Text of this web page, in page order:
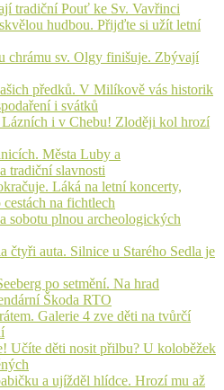
tradiční Pouť ke Sv. Vavřinci
hudbou. Přijďte si užít letní
chrámu sv. Olgy finišuje. Zbývají
předků. V Milíkově vás historik
i svátků
i v Chebu! Zloději kol hrozí
Města Luby a
tradiční slavnosti
Láká na letní koncerty,
na fichtlech
sobotu plnou archeologických
čtyři auta. Silnice u Starého Sedla je
po setmění. Na hrad
Škoda RTO
Galerie 4 zve děti na tvůrčí
Učíte děti nosit přilbu? U koloběžek
a ujížděl hlídce. Hrozí mu až